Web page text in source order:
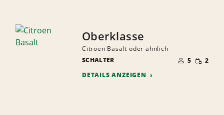
Oberklasse
Citroen Basalt oder ähnlich
SCHALTER
DER
MITFAHRER
5 GERINGE
MENGE
2
DETAILS ANZEIGEN